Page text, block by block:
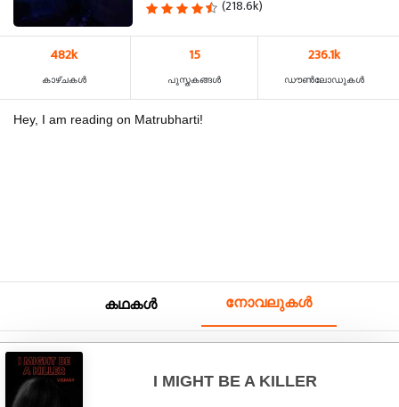
(218.6k)
482k
കാഴ്‌ചകൾ
15
പുസ്തകങ്ങൾ
236.1k
ഡൗൺലോഡുകൾ
Hey, I am reading on Matrubharti!
കഥകൾ നോവലുകൾ
I MIGHT BE A KILLER